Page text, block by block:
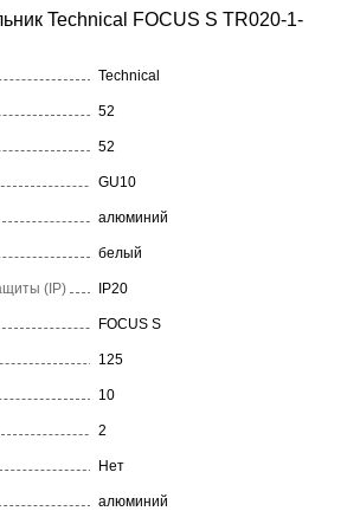
Technical FOCUS S TR020-1-
Technical
52
52
GU10
алюминий
белый
(IP) IP20
FOCUS S
125
10
2
Нет
алюминий